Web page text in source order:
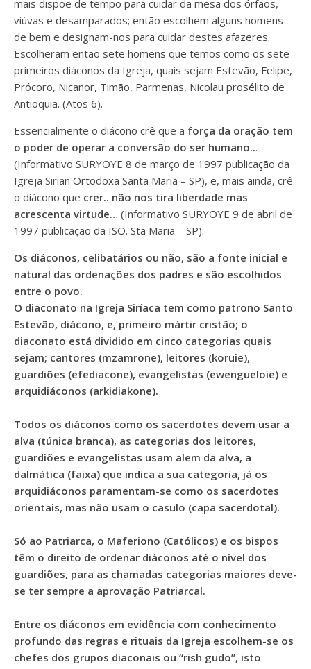
mais dispõe de tempo para cuidar da mesa dos órfãos,
viúvas e desamparados; então escolhem alguns homens
de bem e designam-nos para cuidar destes afazeres.
Escolheram então sete homens que temos como os sete
primeiros diáconos da Igreja, quais sejam Estevão, Felipe,
Prócoro, Nicanor, Timão, Parmenas, Nicolau prosélito de
Antioquia. (Atos 6).
Essencialmente o diácono crê que a força da oração tem
o poder de operar a conversão do ser humano...
(Informativo SURYOYE 8 de março de 1997 publicação da
Igreja Sirian Ortodoxa Santa Maria – SP), e, mais ainda, crê
o diácono que crer.. não nos tira liberdade mas
acrescenta virtude… (Informativo SURYOYE 9 de abril de
1997 publicação da ISO. Sta Maria – SP).
Os diáconos, celibatários ou não, são a fonte inicial e
natural das ordenações dos padres e são escolhidos
entre o povo.
O diaconato na Igreja Siríaca tem como patrono Santo
Estevão, diácono, e, primeiro mártir cristão; o
diaconato está dividido em cinco categorias quais
sejam; cantores (mzamrone), leitores (koruie),
guardiões (efediacone), evangelistas (ewengueloie) e
arquidiáconos (arkidiakone).
Todos os diáconos como os sacerdotes devem usar a
alva (túnica branca), as categorias dos leitores,
guardiões e evangelistas usam alem da alva, a
dalmática (faixa) que indica a sua categoria, já os
arquidiáconos paramentam-se como os sacerdotes
orientais, mas não usam o casulo (capa sacerdotal).
Só ao Patriarca, o Maferiono (Católicos) e os bispos
têm o direito de ordenar diáconos até o nível dos
guardiões, para as chamadas categorias maiores deve-
se ter sempre a aprovação Patriarcal.
Entre os diáconos em evidência com conhecimento
profundo das regras e rituais da Igreja escolhem-se os
chefes dos grupos diaconais ou “rish gudo”, isto